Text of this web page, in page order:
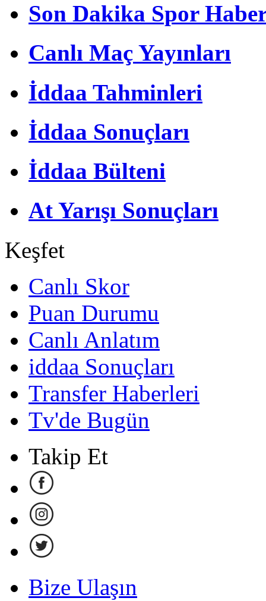
Son Dakika Spor
Canlı Maç Yayınları
İddaa Tahminleri
İddaa Sonuçları
İddaa Bülteni
At Yarışı Sonuçları
Keşfet
Canlı Skor
Puan Durumu
Canlı Anlatım
iddaa Sonuçları
Transfer Haberleri
Tv'de Bugün
Takip Et
Bize Ulaşın